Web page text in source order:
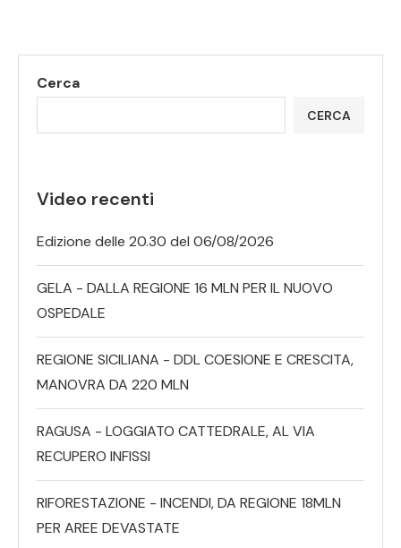
Cerca
CERCA
Video recenti
Edizione delle 20.30 del 06/08/2026
GELA - DALLA REGIONE 16 MLN PER IL NUOVO
OSPEDALE
REGIONE SICILIANA - DDL COESIONE E CRESCITA,
MANOVRA DA 220 MLN
RAGUSA - LOGGIATO CATTEDRALE, AL VIA
RECUPERO INFISSI
RIFORESTAZIONE - INCENDI, DA REGIONE 18MLN
PER AREE DEVASTATE